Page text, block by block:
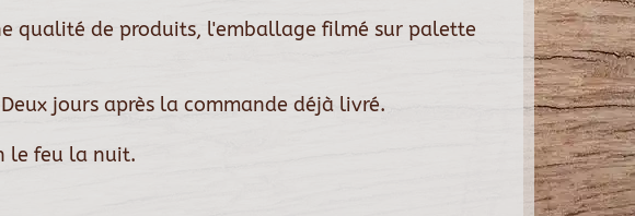
qualité de produits, l'emballage filmé sur palette
jours après la commande déjà livré.
le feu la nuit.